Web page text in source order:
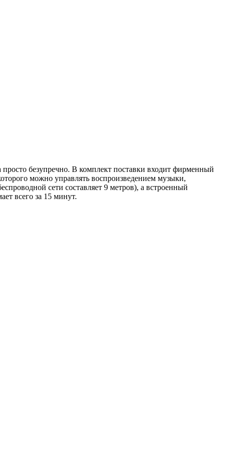
безупречно. В комплект поставки входит фирменный
можно управлять воспроизведением музыки,
сети составляет 9 метров), а встроенный
всего за 15 минут.